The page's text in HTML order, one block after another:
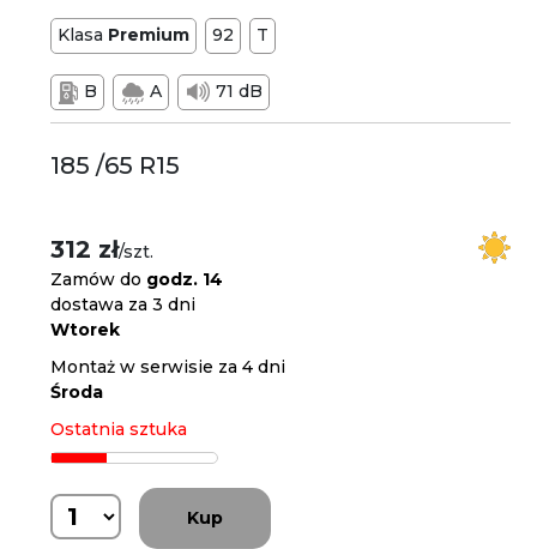
Klasa Premium 92 T
B A 71 dB
185 /65 R15
312 zł/szt.
Zamów do godz. 14
dostawa za 3 dni
Wtorek
Montaż w serwisie za 4 dni
Środa
Ostatnia sztuka
Kup